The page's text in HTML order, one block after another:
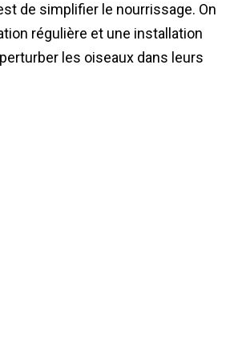
de simplifier le nourrissage. On
régulière et une installation
les oiseaux dans leurs